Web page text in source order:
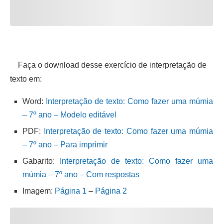
Faça o download desse exercício de interpretação de
texto em:
Word:
Interpretação de texto: Como fazer uma múmia
– 7º ano – Modelo editável
PDF:
Interpretação de texto: Como fazer uma múmia
– 7º ano – Para imprimir
Gabarito:
Interpretação de texto: Como fazer uma
múmia – 7º ano – Com respostas
Imagem: Página 1 – Página 2